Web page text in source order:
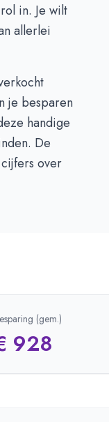
in. Je wilt
allerlei
je besparen
handige
De
over
(gem.)
928